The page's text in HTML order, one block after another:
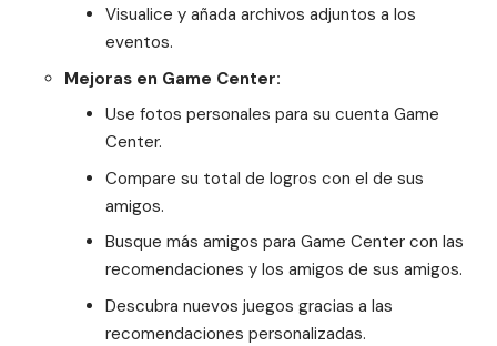
Visualice y añada archivos adjuntos a los
eventos.
Mejoras en Game Center:
Use fotos personales para su cuenta Game
Center.
Compare su total de logros con el de sus
amigos.
Busque más amigos para Game Center con las
recomendaciones y los amigos de sus amigos.
Descubra nuevos juegos gracias a las
recomendaciones personalizadas.